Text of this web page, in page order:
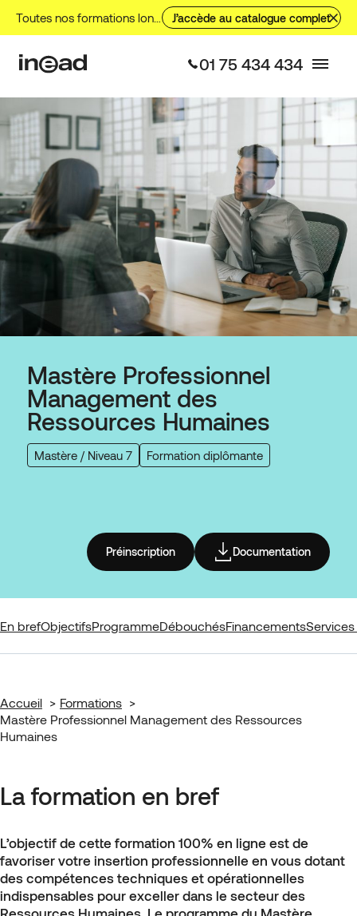
J’accède au catalogue complet
01 75 434 434
Mastère Professionnel
Management des
Ressources Humaines
Mastère / Niveau 7 Formation diplômante
Préinscription Documentation
En brefObjectifsProgrammeDébouchésFinancements
Accueil
Formations
Mastère Professionnel Management des Ressources
Humaines
La formation en bref
L’objectif de cette formation 100% en ligne est de
favoriser votre insertion professionnelle en vous dotant
des compétences techniques et opérationnelles
indispensables pour exceller dans le secteur des
Ressources Humaines. Le programme du Mastère